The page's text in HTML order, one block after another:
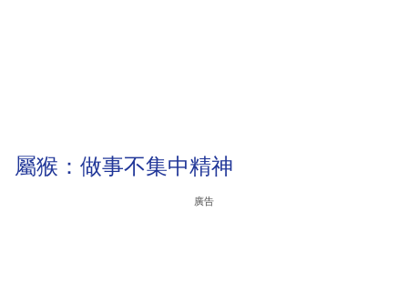
屬猴：做事不集中精神
廣告